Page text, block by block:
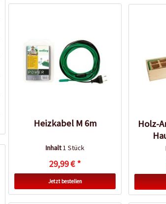
Heizkabel M 6m
Inhalt1 Stück
29,99 € *
Jetzt bestellen
Holz-